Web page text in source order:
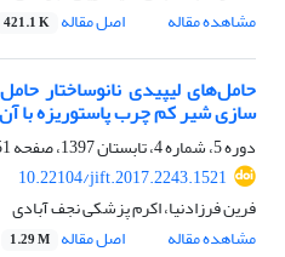
مشاهده مقاله
اصل مقاله 421.1 K
حامل‌های لیپیدی نانوساختار
سازی شیر کم چرب پاستوریزه با آن
دوره 5، شماره 4، تابستان 1397، صفحه
10.22104/jift.2017.2243.1521
فرین فرزادنیا، اکرم پزشکی نجف آبادی
مشاهده مقاله
اصل مقاله 1.29 M